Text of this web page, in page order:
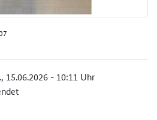
15.06.2026 - 10:11 Uhr